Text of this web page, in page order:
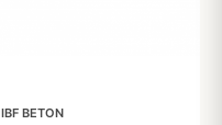
IBF BETON